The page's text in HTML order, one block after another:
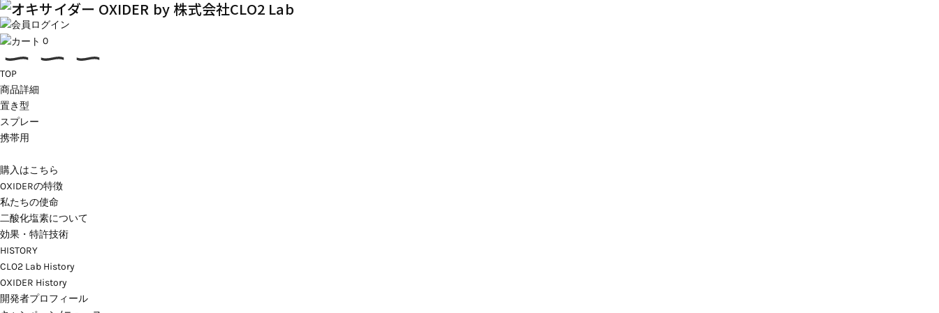
0
TOP
商品詳細
置き型
スプレー
携帯用
購入はこちら
OXIDERの特徴
私たちの使命
二酸化塩素について
効果・特許技術
HISTORY
CLO2 Lab History
OXIDER History
開発者プロフィール